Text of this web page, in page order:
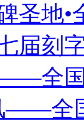
圣地•
届刻
全
——全